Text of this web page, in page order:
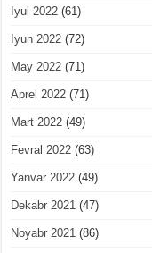
Iyul 2022 (61)
Iyun 2022 (72)
May 2022 (71)
Aprel 2022 (71)
Mart 2022 (49)
Fevral 2022 (63)
Yanvar 2022 (49)
Dekabr 2021 (47)
Noyabr 2021 (86)